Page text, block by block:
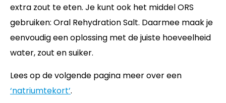
extra zout te eten. Je kunt ook het middel ORS
gebruiken: Oral Rehydration Salt. Daarmee maak je
eenvoudig een oplossing met de juiste hoeveelheid
water, zout en suiker.
Lees op de volgende pagina meer over een
‘natriumtekort’.